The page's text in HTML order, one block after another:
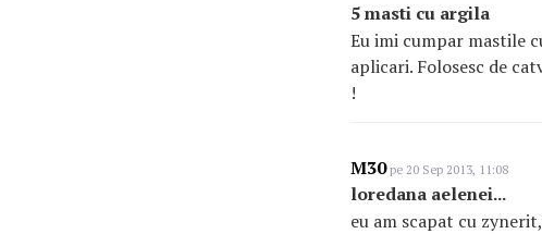
5 masti cu argila
Eu imi cumpar mastile
aplicari. Folosesc de
!
M30pe 20 Sep 2013, 11:08
loredana aelenei...
eu am scapat cu